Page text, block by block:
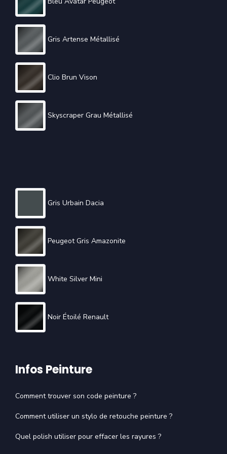
Gris Artense Métallisé
Clio Brun Vison
Skyscraper Grau Métallisé
Gris Urbain Dacia
Peugeot Gris Amazonite
White Silver Mini
Noir Étoilé Renault
Infos Peinture
Comment trouver son code peinture ?
Comment utiliser un stylo de retouche peinture ?
Quel polish utiliser pour effacer les rayures ?